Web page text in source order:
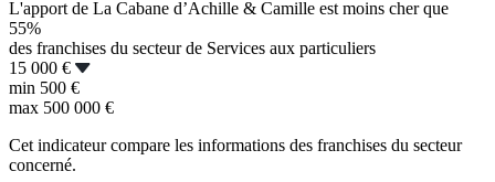
L'apport de La Cabane d’Achille & Camille est moins cher que
55%
des franchises du secteur de Services aux particuliers
15 000 €
min 500 €
max 500 000 €
Cet indicateur compare les informations des franchises du secteur
concerné.